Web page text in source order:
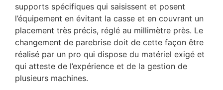
supports spécifiques qui saisissent et posent
l’équipement en évitant la casse et en couvrant un
placement très précis, réglé au millimètre près. Le
changement de parebrise doit de cette façon être
réalisé par un pro qui dispose du matériel exigé et
qui atteste de l’expérience et de la gestion de
plusieurs machines.